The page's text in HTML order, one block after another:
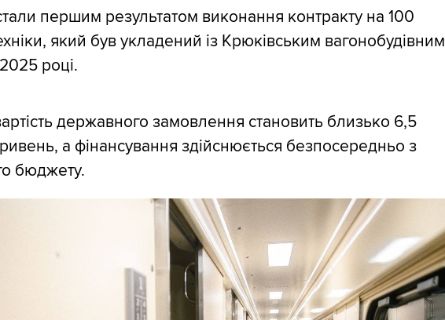
першим результатом виконання контракту на 100
який був укладений із Крюківським вагонобудівним
році.
державного замовлення становить близько 6,5
а фінансування здійснюється безпосередньо з
бюджету.